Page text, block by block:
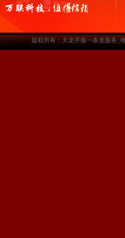
版权所有：天龙开服一条龙服务_